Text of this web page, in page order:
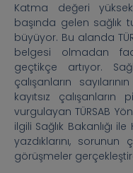
Katma değeri
başında gelen sağlık
büyüyor. Bu alanda
belgesi olmadan
geçtikçe artıyor.
çalışanların
kayıtsız çalışanların
vurgulayan TÜRSAB
ilgili Sağlık Bakanlığı
yazdıklarını,
görüşmeler